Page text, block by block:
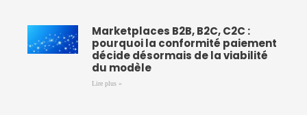
Marketplaces B2B, B2C, C2C :
pourquoi la conformité paiement
décide désormais de la viabilité
du modèle
Lire plus »